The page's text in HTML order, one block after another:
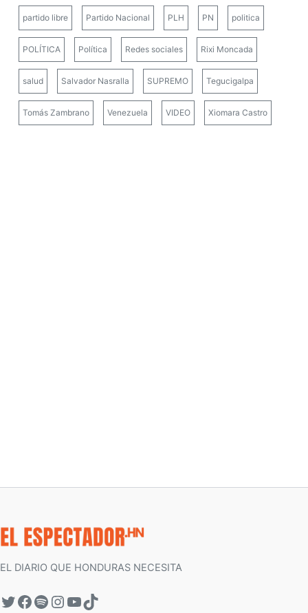
partido libre Partido Nacional PLH PN politica
POLÍTICA Política Redes sociales Rixi Moncada
salud Salvador Nasralla SUPREMO Tegucigalpa
Tomás Zambrano Venezuela VIDEO Xiomara Castro
EL DIARIO QUE HONDURAS NECESITA